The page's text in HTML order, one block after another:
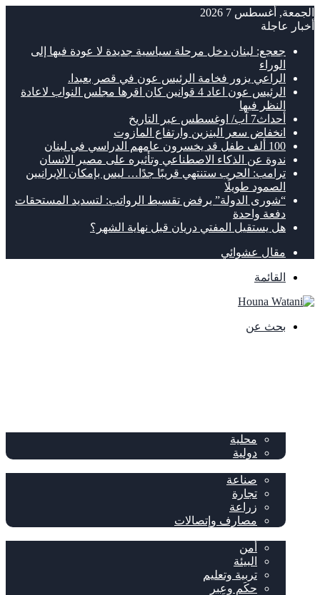
الجمعة, أغسطس 7 2026
أخبار عاجلة
جعجع: لبنان دخل مرحلة سياسية جديدة لا عودة فيها إلى
الوراء
الراعي يزور فخامة الرئيس عون في قصر بعبدا.
الرئيس عون اعاد 4 قوانين كان اقرها مجلس النواب لاعادة
النظر فيها
أحداث7 آب/ اوغسطس عبر التاريخ
انخفاض سعر البنزين وارتفاع المازوت
100 ألف طفل قد يخسرون عامهم الدراسي في لبنان
ندوة عن الذكاء الاصطناعي وتأثيره على مصير الانسان
ترامب: الحرب ستنتهي قريبًا جدًا… ليس بإمكان الإيرانيين
الصمود طويلًا
“شورى الدولة” يرفض تقسيط الرواتب: لتسديد المستحقات
دفعة واحدة
هل يستقيل المفتي دريان قبل نهاية الشهر؟
مقال عشوائي
القائمة
بحث عن
محلية
دولية
صناعة
تجارة
زراعة
مصارف وإتصالات
أمن
البيئة
تربية وتعليم
حكَم وعِبر